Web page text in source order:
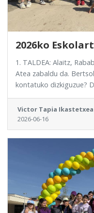
2026ko
1. TALDEA: Alaitz,
Atea zabaldu da.
kontatuko dizkiguzue?
Victor Tapia Ikastetxea
2026-06-16